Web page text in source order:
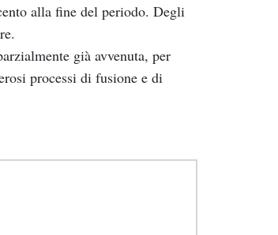
alla fine del periodo. Degli
già avvenuta, per
processi di fusione e di